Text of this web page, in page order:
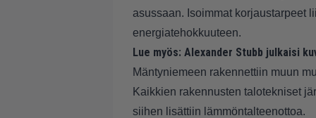
asussaan. Isoimmat korjaustarpeet
energiatehokkuuteen.
Lue myös: Alexander Stubb julkaisi
Mäntyniemeen rakennettiin muun
Kaikkien rakennusten talotekniset
siihen lisättiin lämmöntalteenottoa.